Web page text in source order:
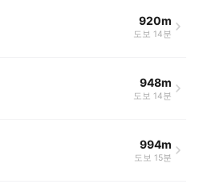
920m
도보 14분
948m
도보 14분
994m
도보 15분